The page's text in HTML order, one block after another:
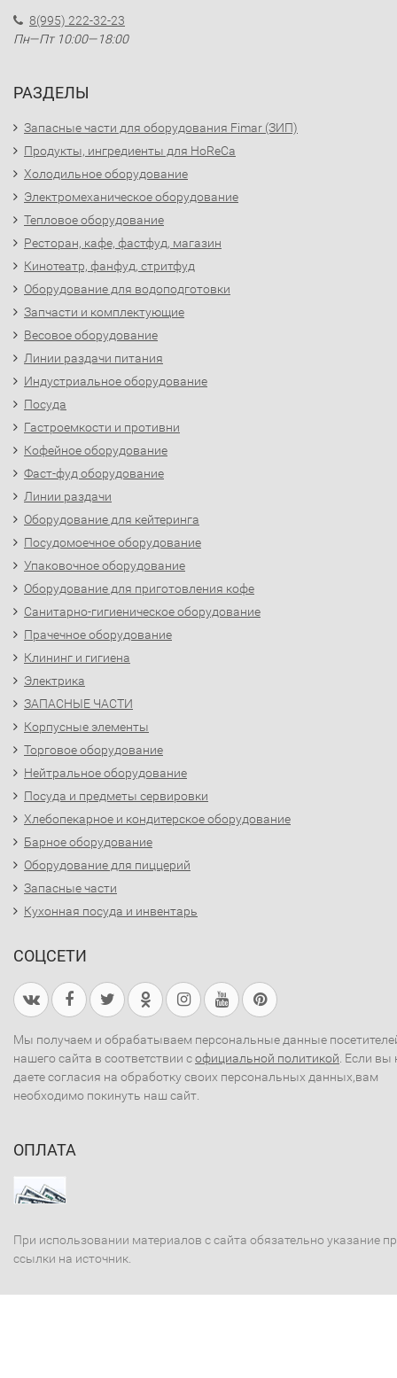
8(995) 222-32-23
Пн—Пт 10:00—18:00
РАЗДЕЛЫ
Запасные части для оборудования Fimar (ЗИП)
Продукты, ингредиенты для HoReCa
Холодильное оборудование
Электромеханическое оборудование
Тепловое оборудование
Ресторан, кафе, фастфуд, магазин
Кинотеатр, фанфуд, стритфуд
Оборудование для водоподготовки
Запчасти и комплектующие
Весовое оборудование
Линии раздачи питания
Индустриальное оборудование
Посуда
Гастроемкости и противни
Кофейное оборудование
Фаст-фуд оборудование
Линии раздачи
Оборудование для кейтеринга
Посудомоечное оборудование
Упаковочное оборудование
Оборудование для приготовления кофе
Санитарно-гигиеническое оборудование
Прачечное оборудование
Клининг и гигиена
Электрика
ЗАПАСНЫЕ ЧАСТИ
Корпусные элементы
Торговое оборудование
Нейтральное оборудование
Посуда и предметы сервировки
Хлебопекарное и кондитерское оборудование
Барное оборудование
Оборудование для пиццерий
Запасные части
Кухонная посуда и инвентарь
СОЦСЕТИ
Мы получаем и обрабатываем персональные данные
нашего сайта в соответствии софициальной политикой . Если вы
даете согласия на обработку своих персональных данных,вам
необходимо покинуть наш сайт.
ОПЛАТА
При использовании материалов с сайта обязательно указание
ссылки на источник.